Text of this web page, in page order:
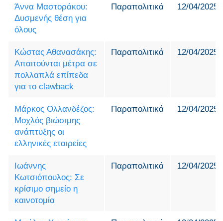
Άννα Μαστοράκου:
Δυσμενής θέση για
όλους
Παραπολιτικά 12/04/2025
Κώστας Αθανασάκης:
Απαιτούνται μέτρα σε
πολλαπλά επίπεδα
για το clawback
Παραπολιτικά 12/04/2025
Μάρκος Ολλανδέζος:
Μοχλός βιώσιμης
ανάπτυξης οι
ελληνικές εταιρείες
Παραπολιτικά 12/04/2025
Ιωάννης
Κωτσιόπουλος: Σε
κρίσιμο σημείο η
καινοτομία
Παραπολιτικά 12/04/2025